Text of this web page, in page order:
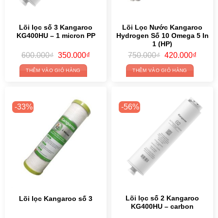
Lõi lọc số 3 Kangaroo
KG400HU – 1 micron PP
600.000₫ Original
was:
600.000₫.
350.000₫Current
THÊM VÀO GIỎ HÀNG
Lõi Lọc Nước Kangaroo
Hydrogen Số 10 Omega 5 In
1 (HP)
750.000₫ Original
was:
750.000₫.
420.000₫
THÊM VÀO GIỎ HÀNG
-33%
Lõi lọc Kangaroo số 3
-56%
Lõi lọc số 2 Kangaroo
KG400HU – carbon